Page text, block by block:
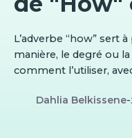
L’adverbe “how” sert
manière, le degré ou
comment l’utiliser,
Dahlia Belkissene-